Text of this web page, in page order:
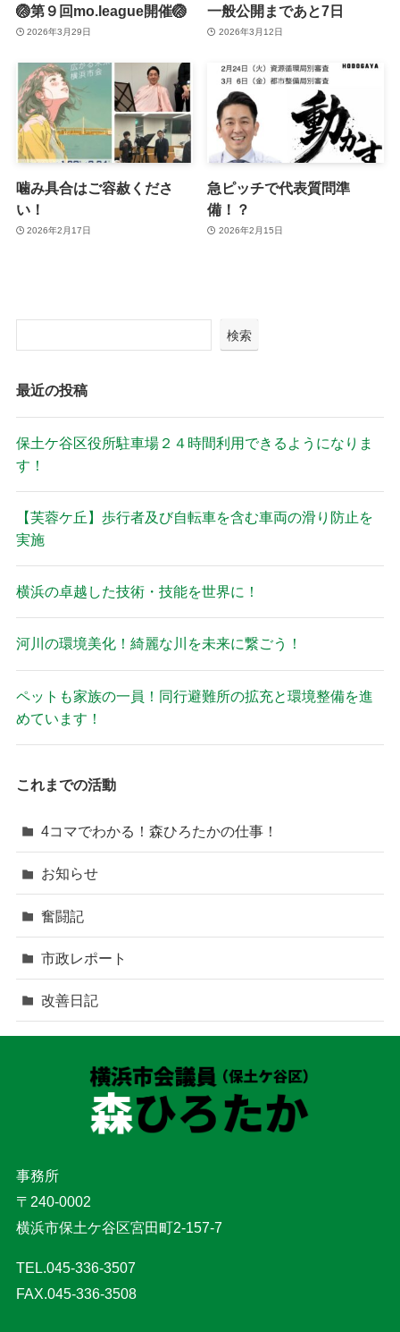
🏐第９回mo.league開催🏐
2026年3月29日
一般公開まであと7日
2026年3月12日
噛み具合はご容赦くださ
い！
2026年2月17日
急ピッチで代表質問準
備！？
2026年2月15日
検索
最近の投稿
保土ケ谷区役所駐車場２４時間利用できるようになりま
す！
【芙蓉ケ丘】歩行者及び自転車を含む車両の滑り防止を
実施
横浜の卓越した技術・技能を世界に！
河川の環境美化！綺麗な川を未来に繋ごう！
ペットも家族の一員！同行避難所の拡充と環境整備を進
めています！
これまでの活動
4コマでわかる！森ひろたかの仕事！
お知らせ
奮闘記
市政レポート
改善日記
事務所
〒240-0002
横浜市保土ケ谷区宮田町2-157-7
TEL.045-336-3507
FAX.045-336-3508